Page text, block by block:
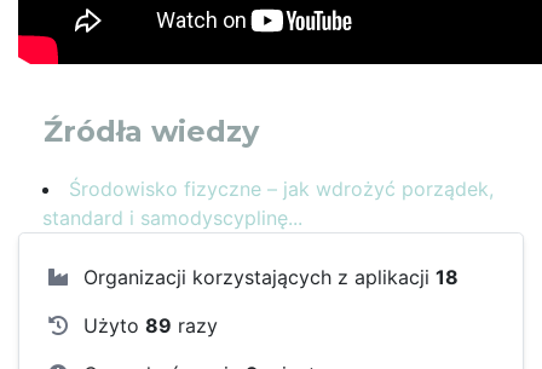
Źródła wiedzy
Środowisko fizyczne – jak wdrożyć porządek,
standard i samodyscyplinę...
Organizacji korzystających z aplikacji 18
Użyto 89 razy